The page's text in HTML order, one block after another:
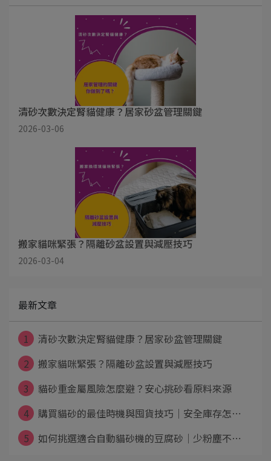
清砂次數決定腎貓健康？居家砂盆管理關鍵
2026-03-06
搬家貓咪緊張？隔離砂盆設置與減壓技巧
2026-03-04
最新文章
1
清砂次數決定腎貓健康？居家砂盆管理關鍵
2
搬家貓咪緊張？隔離砂盆設置與減壓技巧
3
貓砂重金屬風險怎麼避？安心挑砂看原料來源
4
購買貓砂的最佳時機與囤貨技巧｜安全庫存怎⋯
5
如何挑選適合自動貓砂機的豆腐砂｜少粉塵不⋯